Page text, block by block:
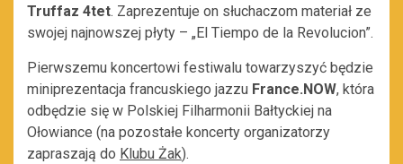
Truffaz 4tet. Zaprezentuje on słuchaczom materiał ze
swojej najnowszej płyty – „El Tiempo de la Revolucion”.
Pierwszemu koncertowi festiwalu towarzyszyć będzie
miniprezentacja francuskiego jazzu France.NOW, która
odbędzie się w Polskiej Filharmonii Bałtyckiej na
Ołowiance (na pozostałe koncerty organizatorzy
zapraszają do Klubu Żak).